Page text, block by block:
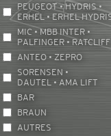
PEUGEOT • HYDRIS •
ERHEL • ERHEL
MIC • MBB INTER •
PALFINGER • RATCLIFF
ANTEO • ZEPRO
SORENSEN •
DAUTEL • AMA LIFT
BAR
BRAUN
AUTRES